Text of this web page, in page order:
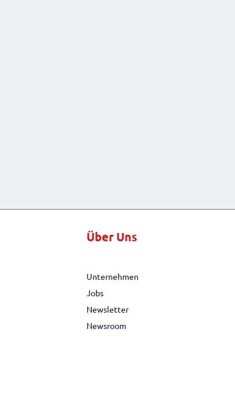
Über Uns
Unternehmen
Jobs
Newsletter
Newsroom